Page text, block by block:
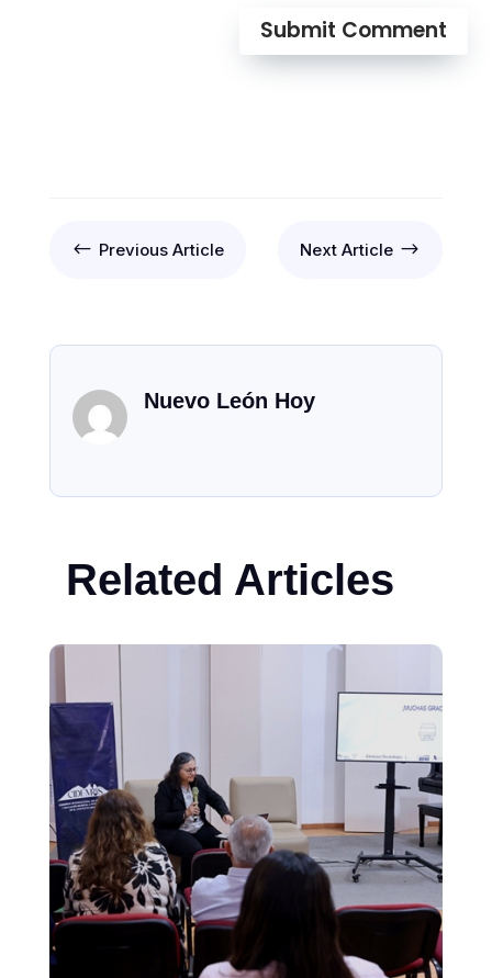
Submit Comment
# Previous Article Next Article $
Nuevo León Hoy
Related Articles